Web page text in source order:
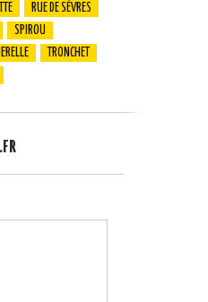
RUE DE SÈVRES
SPIROU
TRONCHET